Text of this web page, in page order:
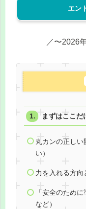
エン
／〜2026
まずはここ
丸カンの正しい
い）
力を入れる方向
「安全のため
など）